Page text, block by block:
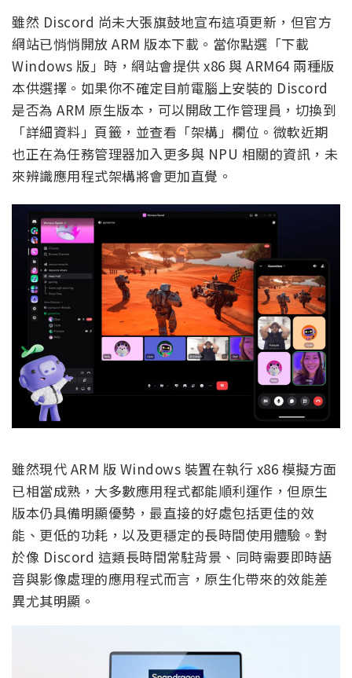
雖然 Discord 尚未大張旗鼓地宣布這項更新，但官方
網站已悄悄開放 ARM 版本下載。當你點選「下載
Windows 版」時，網站會提供 x86 與 ARM64 兩種版
本供選擇。如果你不確定目前電腦上安裝的 Discord
是否為 ARM 原生版本，可以開啟工作管理員，切換到
「詳細資料」頁籤，並查看「架構」欄位。微軟近期
也正在為任務管理器加入更多與 NPU 相關的資訊，未
來辨識應用程式架構將會更加直覺。
雖然現代 ARM 版 Windows 裝置在執行 x86 模擬方面
已相當成熟，大多數應用程式都能順利運作，但原生
版本仍具備明顯優勢，最直接的好處包括更佳的效
能、更低的功耗，以及更穩定的長時間使用體驗。對
於像 Discord 這類長時間常駐背景、同時需要即時語
音與影像處理的應用程式而言，原生化帶來的效能差
異尤其明顯。